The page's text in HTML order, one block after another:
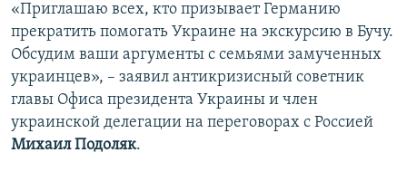
«Приглашаю всех, кто призывает Германию
прекратить помогать Украине на экскурсию в Бучу.
Обсудим ваши аргументы с семьями замученных
украинцев», – заявил антикризисный советник
главы Офиса президента Украины и член
украинской делегации на переговорах с Россией
Михаил Подоляк.